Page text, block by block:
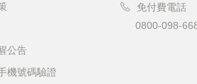
公告
機號碼驗證
免付費電話
0800-098-